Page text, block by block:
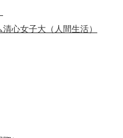
清心女子大（人間生活）